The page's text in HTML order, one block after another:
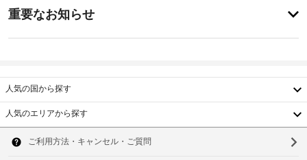
部
る
冷
房
完
備
の
き
駐
車
場
ク
イ
ン
指
定
な
し
施
重要なお知らせ
に
あ
人気の国から探す
韓
国
人気のエリアから探す